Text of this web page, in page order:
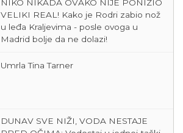
NIKO NIKADA OVAKO NIJE PONIZIO
VELIKI REAL! Kako je Rodri zabio nož
u leđa Kraljevima - posle ovoga u
Madrid bolje da ne dolazi!
Umrla Tina Tarner
DUNAV SVE NIŽI, VODA NESTAJE